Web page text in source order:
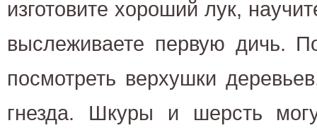
изготовите хороший лук,
выслеживаете первую дичь.
посмотреть верхушки
гнезда. Шкуры и шерсть